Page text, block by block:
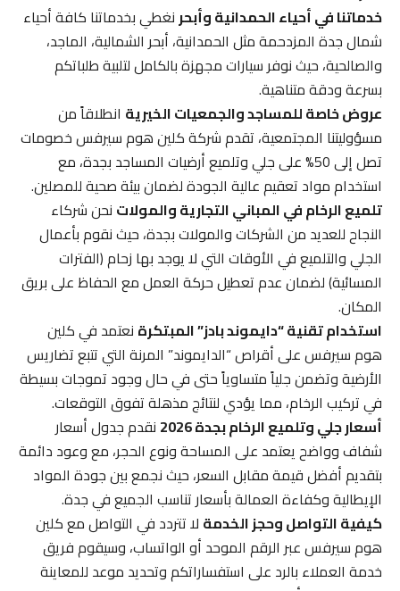
خدماتنا في أحياء الحمدانية وأبحرنغطي بخدماتنا كافة أحياء
شمال جدة المزدحمة مثل الحمدانية، أبحر الشمالية، الماجد،
والصالحية، حيث نوفر سيارات مجهزة بالكامل لتلبية طلباتكم
بسرعة ودقة متناهية.
عروض خاصة للمساجد والجمعيات الخيريةانطلاقاً من
مسؤوليتنا المجتمعية، تقدم شركة كلين هوم سيرفس خصومات
تصل إلى 50% على جلي وتلميع أرضيات المساجد بجدة، مع
استخدام مواد تعقيم عالية الجودة لضمان بيئة صحية للمصلين.
تلميع الرخام في المباني التجارية والمولاتنحن شركاء
النجاح للعديد من الشركات والمولات بجدة، حيث نقوم بأعمال
الجلي والتلميع في الأوقات التي لا يوجد بها زحام (الفترات
المسائية) لضمان عدم تعطيل حركة العمل مع الحفاظ على بريق
المكان.
استخدام تقنية “دايموند بادز” المبتكرةنعتمد في كلين
هوم سيرفس على أقراص “الدايموند” المرنة التي تتبع تضاريس
الأرضية وتضمن جلياً متساوياً حتى في حال وجود تموجات بسيطة
في تركيب الرخام، مما يؤدي لنتائج مذهلة تفوق التوقعات.
أسعار جلي وتلميع الرخام بجدة 2026
نقدم جدول أسعار
شفاف وواضح يعتمد على المساحة ونوع الحجر، مع وعود دائمة
بتقديم أفضل قيمة مقابل السعر، حيث نجمع بين جودة المواد
الإيطالية وكفاءة العمالة بأسعار تناسب الجميع في جدة.
كيفية التواصل وحجز الخدمةلا تتردد في التواصل مع كلين
هوم سيرفس عبر الرقم الموحد أو الواتساب، وسيقوم فريق
خدمة العملاء بالرد على استفساراتكم وتحديد موعد للمعاينة